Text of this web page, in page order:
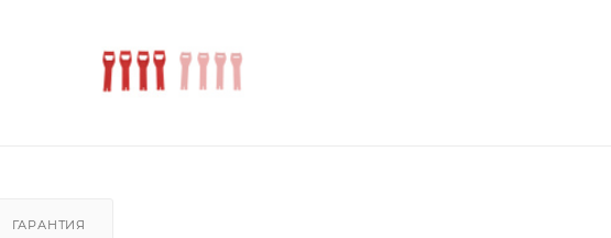
ГАРАНТИЯ